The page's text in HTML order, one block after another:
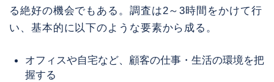
る絶好の機会でもある。調査は2～3時間をかけて行
い、基本的に以下のような要素から成る。
オフィスや自宅など、顧客の仕事・生活の環境を把
握する